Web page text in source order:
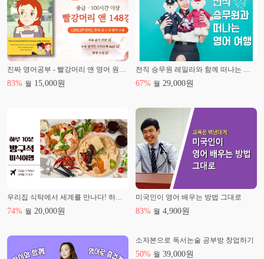
진짜 영어공부 - 빨강머리 앤 영어 원서 읽기 part 1
83% 월 15,000원
전직 승무원 레일라와 함께 떠나는 상황별 영어 여행
67% 월 29,000원
74% 월 20,000원
미국인이 영어 배우는 방법 그대로
83% 월 4,900원
소자본으로 독서논술 공부방 창업하기
50% 월 39,000원